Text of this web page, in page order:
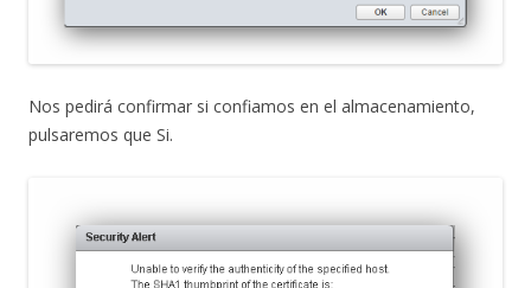
Nos pedirá confirmar si confiamos en el almacenamiento,
pulsaremos que Si.